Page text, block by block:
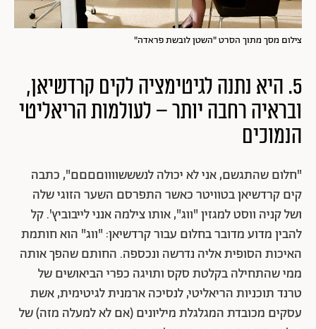
צילום מסך מתוך הסרט "השטן לובשת פראדה"
5. היא נתנה לגיטימציה לקים קרדשיאן,
ובראיה רחבה יותר – לעולמות הריאליטי
הנמוכים
"חלום שהתגשם, אני לא יכולה לנשששווווםםםם", כתבה
קים קרדשיאן בטוויטר כאשר התפרסם השער הזוגי שלה
ושל קניה ווסט למגזין "ווג", אותו צילמה אנני לייבוביץ'. קל
להבין מדוע מדובר בחלום עבור קרדשיאן: "ווג" הוא חותמת
האיכות הסופית אליה נדרשה ונכספה. החותם שהפך אותה
ממי שהתחילה בקלטת סקס ותויגה כפרי הביאושים של
טרנד תוכניות הריאליטי, לנסיכה ארמנית לגיטימית, אשת
עסקים מכובדת המגלגלת מיליונים (אם לא למעלה מזה) של